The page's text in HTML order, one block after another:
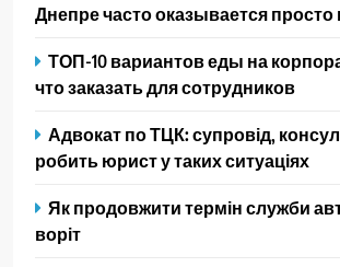
Днепре часто оказывается
ТОП-10 вариантов еды на
что заказать для сотрудников
Адвокат по ТЦК: супровід,
робить юрист у таких ситуаціях
Як продовжити термін служби
воріт